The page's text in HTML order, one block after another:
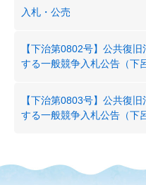
入札・公売
【下治第0802号】公共復
する一般競争入札公告（下
【下治第0803号】公共復
する一般競争入札公告（下